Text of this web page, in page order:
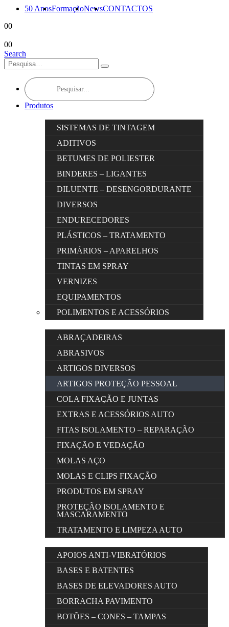
50 AnosFormaçãoNewsCONTACTOS
00
00
Search
Products
search
Produtos
SISTEMAS DE TINTAGEM
ADITIVOS
BETUMES DE POLIESTER
BINDERES – LIGANTES
DILUENTE – DESENGORDURANTE
DIVERSOS
ENDURECEDORES
PLÁSTICOS – TRATAMENTO
PRIMÁRIOS – APARELHOS
TINTAS EM SPRAY
VERNIZES
EQUIPAMENTOS
POLIMENTOS E ACESSÓRIOS
ABRAÇADEIRAS
ABRASIVOS
ARTIGOS DIVERSOS
ARTIGOS PROTEÇÃO PESSOAL
COLA FIXAÇÃO E JUNTAS
EXTRAS E ACESSÓRIOS AUTO
FITAS ISOLAMENTO – REPARAÇÃO
FIXAÇÃO E VEDAÇÃO
MOLAS AÇO
MOLAS E CLIPS FIXAÇÃO
PRODUTOS EM SPRAY
PROTEÇÃO ISOLAMENTO E
MASCARAMENTO
TRATAMENTO E LIMPEZA AUTO
APOIOS ANTI-VIBRATÓRIOS
BASES E BATENTES
BASES DE ELEVADORES AUTO
BORRACHA PAVIMENTO
BOTÕES – CONES – TAMPAS